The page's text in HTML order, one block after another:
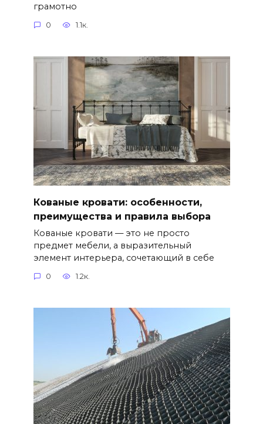
грамотно
0 1.1к.
Кованые кровати: особенности,
преимущества и правила выбора
Кованые кровати — это не просто
предмет мебели, а выразительный
элемент интерьера, сочетающий в себе
0 1.2к.